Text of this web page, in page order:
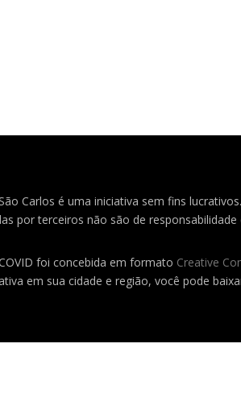
Carlos é uma iniciativa sem fins
por terceiros não são de
foi concebida em formato Creative
em sua cidade e região, você pode